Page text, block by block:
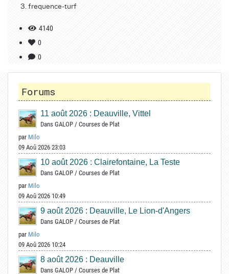
frequence-turf
4140
0
0
Forums
11 août 2026 : Deauville, Vittel
Dans GALOP / Courses de Plat
par Milo
09 Aoû 2026 23:03
10 août 2026 : Clairefontaine, La Teste
Dans GALOP / Courses de Plat
par Milo
09 Aoû 2026 10:49
9 août 2026 : Deauville, Le Lion-d'Angers
Dans GALOP / Courses de Plat
par Milo
09 Aoû 2026 10:24
8 août 2026 : Deauville
Dans GALOP / Courses de Plat